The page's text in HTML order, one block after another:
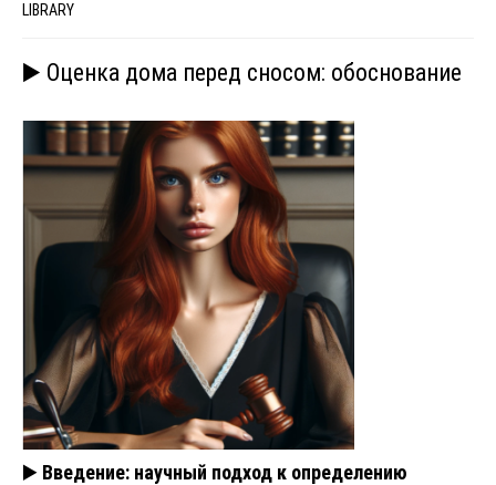
LIBRARY
▶️ Оценка дома перед сносом: обоснование
▶️ Введение: научный подход к определению